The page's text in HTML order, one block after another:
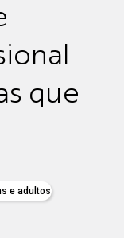
que
e adultos